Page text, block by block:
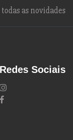
as novidades
Redes Sociais